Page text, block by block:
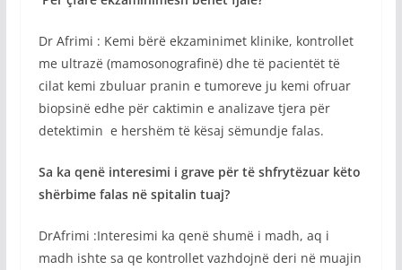
Dr Afrimi : Kemi bërë ekzaminimet klinike, kontrollet
me ultrazë (mamosonografinë) dhe të pacientët të
cilat kemi zbuluar pranin e tumoreve ju kemi ofruar
biopsinë edhe për caktimin e analizave tjera për
detektimin e hershëm të kësaj sëmundje falas.
Sa ka qenë interesimi i grave për të shfrytëzuar këto
shërbime falas në spitalin tuaj?
DrAfrimi :Interesimi ka qenë shumë i madh, aq i
madh ishte sa qe kontrollet vazhdojnë deri në muajin